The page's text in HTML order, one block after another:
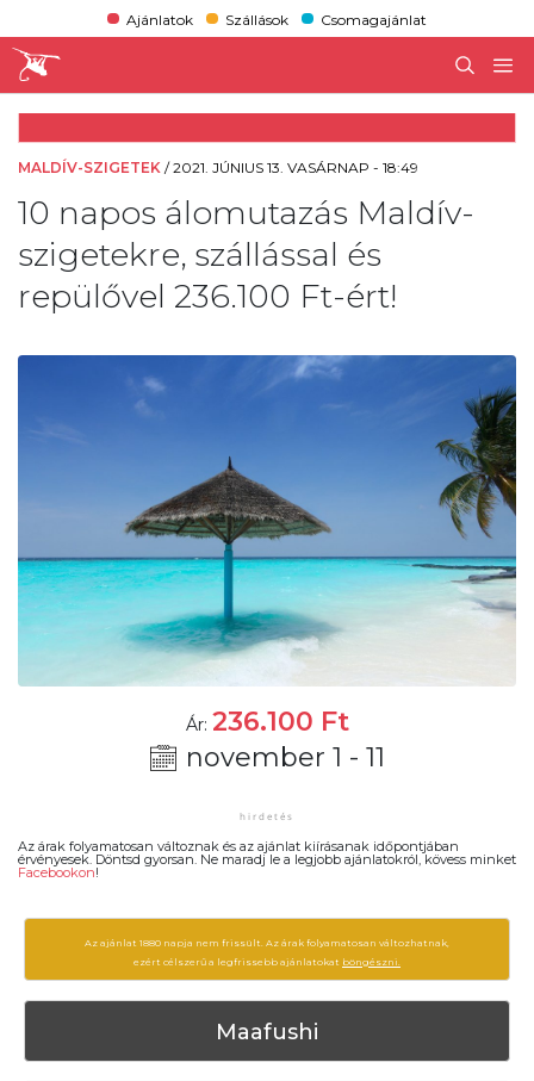
Ajánlatok Szállások Csomagajánlat
MALDÍV-SZIGETEK /2021. JÚNIUS 13. VASÁRNAP - 18:49
10 napos álomutazás Maldív-
szigetekre, szállással és
repülővel 236.100 Ft-ért!
Ár: 236.100 Ft
november 1 - 11
Az árak folyamatosan változnak és az ajánlat kiírásanak időpontjában
érvényesek. Döntsd gyorsan. Ne maradj le a legjobb ajánlatokról, kövess minket
Facebookon!
Az ajánlat 1880 napja nem frissült. Az árak folyamatosan változhatnak,
ezért célszerű a legfrissebb ajánlatokat böngészni.
Maafushi